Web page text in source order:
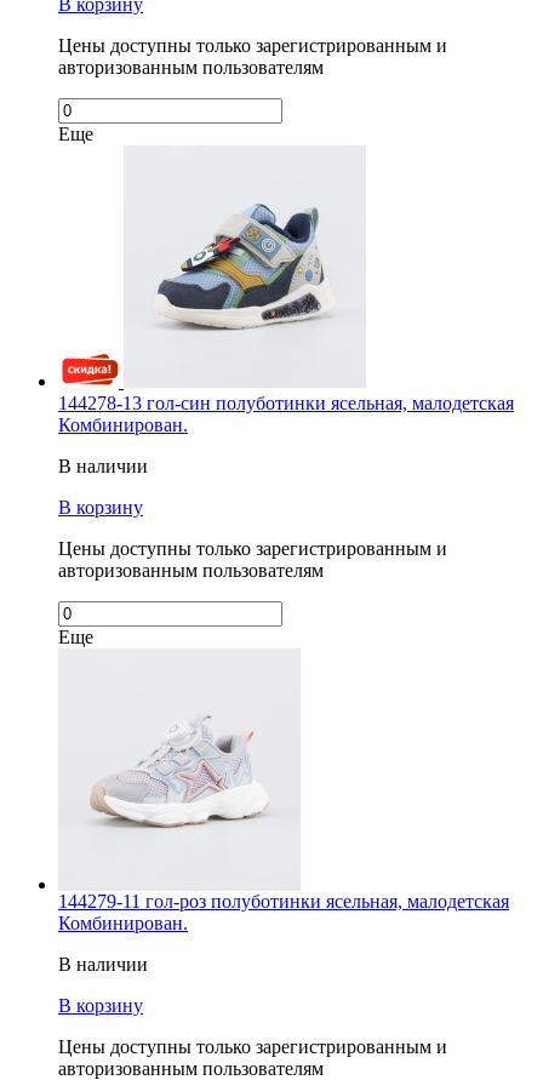
В корзину
Цены доступны только зарегистрированным и
авторизованным пользователям
Еще
144278-13 гол-син полуботинки ясельная, малодетская
Комбинирован.
В наличии
В корзину
Цены доступны только зарегистрированным и
авторизованным пользователям
Еще
144279-11 гол-роз полуботинки ясельная, малодетская
Комбинирован.
В наличии
В корзину
Цены доступны только зарегистрированным и
авторизованным пользователям